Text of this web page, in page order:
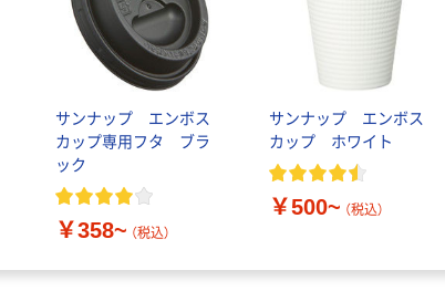
サンナップ エンボス
カップ専用フタ ブラ
ック
￥358~ （税込）
サンナップ エンボス
カップ ホワイト
￥500~ （税込）